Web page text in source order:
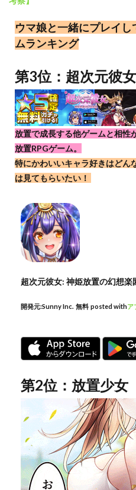
ウマ娘と一緒にプレイ
ムランキング
第3位：超次元彼女
放置で成長する他ゲームと相性
放置RPGゲーム。
特にかわいいキャラ好きはどん
は見てもらいたい！
超次元彼女: 神姫放置の幻想楽
開発元:Sunny Inc. 無料 posted withア
第2位：放置少女